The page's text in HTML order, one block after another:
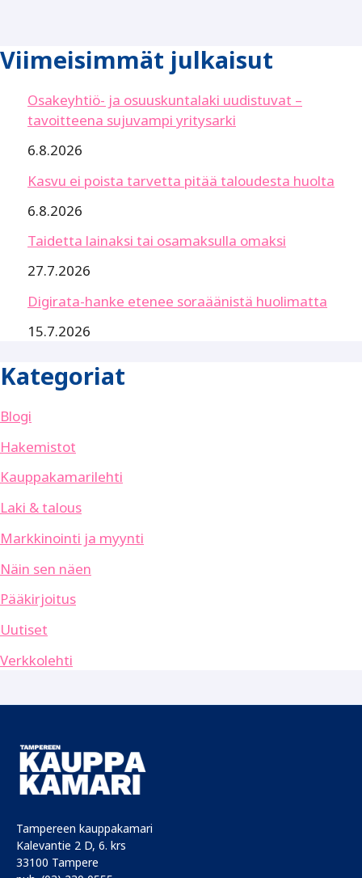
Viimeisimmät julkaisut
Osakeyhtiö- ja osuuskuntalaki uudistuvat –
tavoitteena sujuvampi yritysarki
6.8.2026
Kasvu ei poista tarvetta pitää taloudesta huolta
6.8.2026
Taidetta lainaksi tai osamaksulla omaksi
27.7.2026
Digirata-hanke etenee soraäänistä huolimatta
15.7.2026
Kategoriat
Blogi
Hakemistot
Kauppakamarilehti
Laki & talous
Markkinointi ja myynti
Näin sen näen
Pääkirjoitus
Uutiset
Verkkolehti
Tampereen kauppakamari
Kalevantie 2 D, 6. krs
33100 Tampere